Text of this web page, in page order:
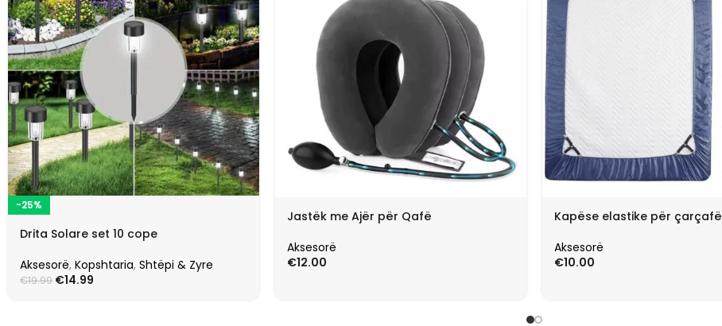
-25%
Drita Solare set 10 cope
Aksesorë, Kopshtaria, Shtëpi & Zyre
€19.99 €14.99
Jastëk me Ajër për Qafë
Aksesorë
€12.00
Kapëse elastike për çarçafë
Aksesorë
€10.00